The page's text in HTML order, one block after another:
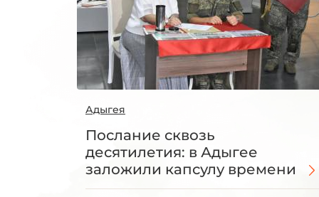
Адыгея
Послание сквозь
десятилетия: в Адыгее
заложили капсулу времени